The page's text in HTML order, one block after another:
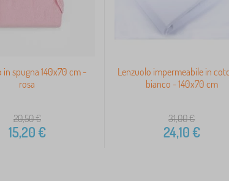
in spugna 140x70 cm -
rosa
20,50€
15,20€
Lenzuolo impermeabile in
bianco - 140x70 cm
31,00€
24,10€